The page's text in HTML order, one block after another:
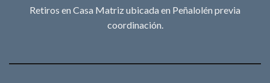
Retiros en Casa Matriz ubicada en Peñalolén previa
coordinación.